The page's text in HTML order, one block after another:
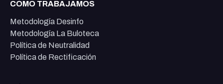
CÓMO TRABAJAMOS
Metodología Desinfo
Metodología La Buloteca
Política de Neutralidad
Política de Rectificación